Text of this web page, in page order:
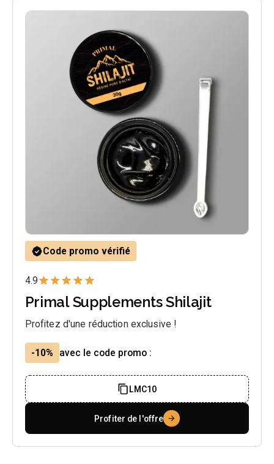
Code promo vérifié
4.9
Primal Supplements Shilajit
Profitez d'une réduction exclusive !
-10% avec le code promo :
LMC10
Profiter de l'offre